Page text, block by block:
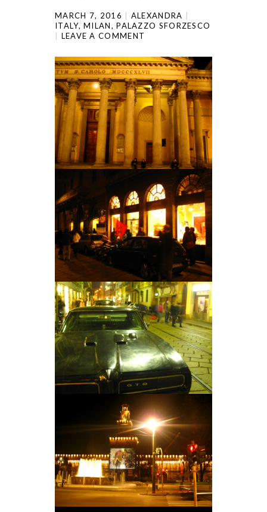
MARCH 7, 2016
ALEXANDRA
ITALY,MILAN,PALAZZO SFORZESCO
LEAVE A COMMENT